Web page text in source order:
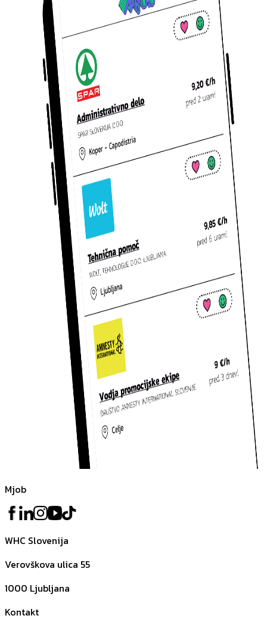
Mjob
WHC Slovenija
Verovškova ulica 55
1000 Ljubljana
Kontakt